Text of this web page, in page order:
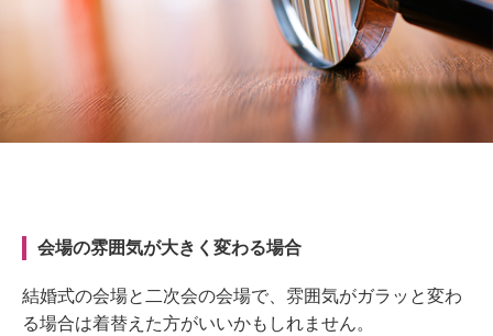
会場の雰囲気が大きく変わる場合
結婚式の会場と二次会の会場で、雰囲気がガラッと変わ
る場合は着替えた方がいいかもしれません。